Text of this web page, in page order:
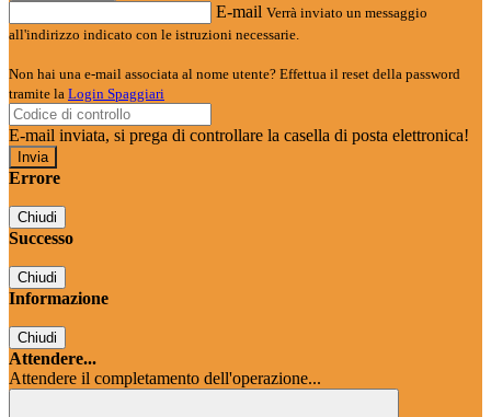
E-mail Verrà inviato un messaggio
all'indirizzo indicato con le istruzioni necessarie.
Non hai una e-mail associata al nome utente? Effettua il reset della password
tramite la Login Spaggiari
E-mail inviata, si prega di controllare la casella di posta elettronica!
Errore
Chiudi
Successo
Chiudi
Informazione
Chiudi
Attendere...
Attendere il completamento dell'operazione...